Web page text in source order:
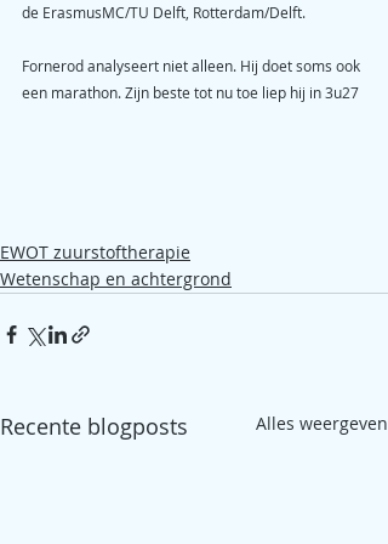
de ErasmusMC/TU Delft, Rotterdam/Delft.
Fornerod analyseert niet alleen. Hij doet soms ook
een marathon. Zijn beste tot nu toe liep hij in 3u27
EWOT zuurstoftherapie
Wetenschap en achtergrond
Recente blogposts Alles weergeven